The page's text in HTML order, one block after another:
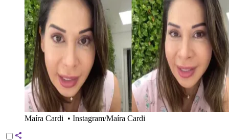
Maíra Cardi • Instagram/Maíra Cardi